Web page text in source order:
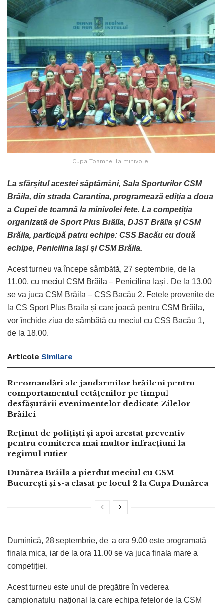
Cupa Toamnei la minivolei
La sfârșitul acestei săptămâni, Sala Sporturilor CSM
Brăila, din strada Carantina, programează ediția a doua
a Cupei de toamnă la minivolei fete. La competiția
organizată de Sport Plus Brăila, DJST Brăila și CSM
Brăila, participă patru echipe: CSS Bacău cu două
echipe, Penicilina Iași și CSM Brăila.
Acest turneu va începe sâmbătă, 27 septembrie, de la
11.00, cu meciul CSM Brăila – Penicilina Iași . De la 13.00
se va juca CSM Brăila – CSS Bacău 2. Fetele provenite de
la CS Sport Plus Braila și care joacă pentru CSM Brăila,
vor închide ziua de sâmbătă cu meciul cu CSS Bacău 1,
de la 18.00.
Articole Similare
Recomandări ale jandarmilor brăileni pentru
comportamentul cetățenilor pe timpul
desfășurării evenimentelor dedicate Zilelor
Brăilei
Reținut de polițiști și apoi arestat preventiv
pentru comiterea mai multor infracțiuni la
regimul rutier
Dunărea Brăila a pierdut meciul cu CSM
București și s-a clasat pe locul 2 la Cupa Dunărea
Duminică, 28 septembrie, de la ora 9.00 este programată
finala mica, iar de la ora 11.00 se va juca finala mare a
competiției.
Acest turneu este unul de pregătire în vederea
campionatului național la care echipa fetelor de la CSM